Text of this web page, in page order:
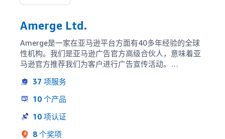
Amerge Ltd.
Amerge是一家在亚马逊平台方面有40多年经验的全球
性机构。我们是亚马逊广告官方高级合伙人，意味着亚
马逊官方推荐我们为客户进行广告宣传活动。
我们为客户提供的主要服务： 广告零售准备 （设计、
供应和商户管理），全面管理亚马逊站内和DSP广告，
提供我们的专利数据报表——Amerge View，将所有广
告和运营数据源整合成一项简单易用且随时可用的报告
37 项服务
10 个产品
10 项认证
8 个奖项